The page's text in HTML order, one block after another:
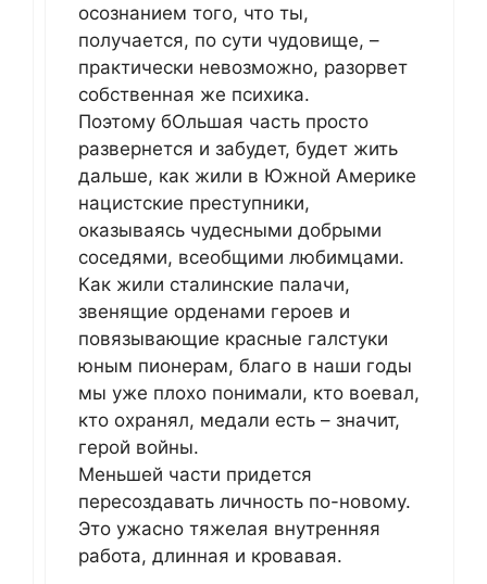
осознанием того, что ты,
получается, по сути чудовище, –
практически невозможно, разорвет
собственная же психика.
Поэтому бОльшая часть просто
развернется и забудет, будет жить
дальше, как жили в Южной Америке
нацистские преступники,
оказываясь чудесными добрыми
соседями, всеобщими любимцами.
Как жили сталинские палачи,
звенящие орденами героев и
повязывающие красные галстуки
юным пионерам, благо в наши годы
мы уже плохо понимали, кто воевал,
кто охранял, медали есть – значит,
герой войны.
Меньшей части придется
пересоздавать личность по-новому.
Это ужасно тяжелая внутренняя
работа, длинная и кровавая.